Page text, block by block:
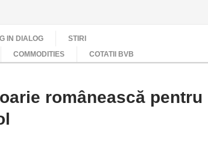
IN DIALOG
STIRI
COMMODITIES COTATII BVB
românească